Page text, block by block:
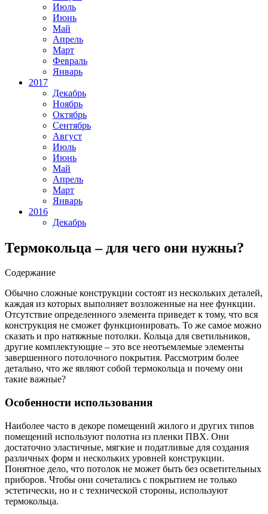
Июль
Июнь
Май
Апрель
Март
Февраль
Январь
2017
Декабрь
Ноябрь
Октябрь
Сентябрь
Август
Июль
Июнь
Май
Апрель
Март
Январь
2016
Декабрь
Термокольца – для чего они нужны?
Содержание
Обычно сложные конструкции состоят из нескольких деталей,
каждая из которых выполняет возложенные на нее функции.
Отсутствие определенного элемента приведет к тому, что вся
конструкция не сможет функционировать. То же самое можно
сказать и про натяжные потолки. Кольца для светильников,
другие комплектующие – это все неотъемлемые элементы
завершенного потолочного покрытия. Рассмотрим более
детально, что же являют собой термокольца и почему они
такие важные?
Особенности использования
Наиболее часто в декоре помещений жилого и других типов
помещений используют полотна из пленки ПВХ. Они
достаточно эластичные, мягкие и податливые для создания
различных форм и нескольких уровней конструкции.
Понятное дело, что потолок не может быть без осветительных
приборов. Чтобы они сочетались с покрытием не только
эстетически, но и с технической стороны, используют
термокольца.